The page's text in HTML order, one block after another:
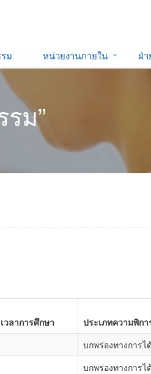
ม หน่วยงานภายใน ฝ่
ม”
วลาการศึกษา ประเภทความพิกา
บกพร่องทางการไ
บกพร่องทางการไ